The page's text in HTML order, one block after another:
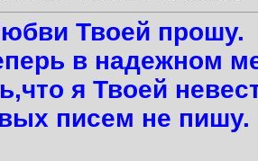
Твоей прошу.
в надежном
я Твоей
писем не пишу.